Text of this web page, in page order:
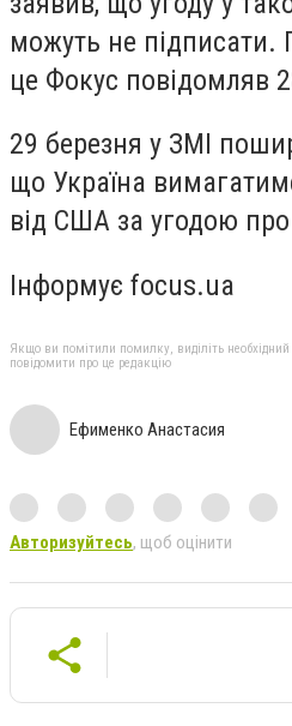
можуть не підписати.
це Фокус повідомляв
29 березня у ЗМІ
що Україна
від США за угодою
Інформує focus.ua
Якщо ви помітили помилку, виділіть
повідомити про це редакцію
Ефименко Анастасия
Авторизуйтесь, щоб оцінити